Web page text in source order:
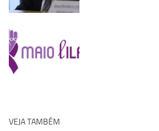
VEJA TAMBÉM